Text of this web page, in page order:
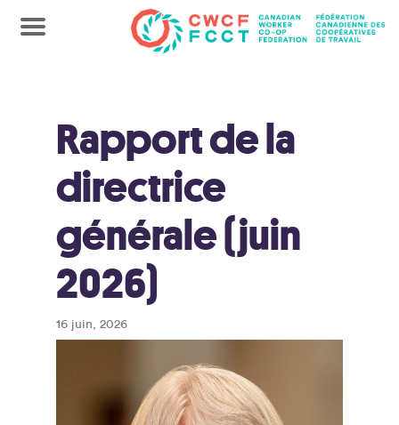
Rapport de la
directrice
générale (juin
2026)
16 juin, 2026